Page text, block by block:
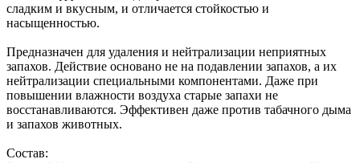
сладким и вкусным, и отличается стойкостью и
насыщенностью.
Предназначен для удаления и нейтрализации неприятных
запахов. Действие основано не на подавлении запахов, а их
нейтрализации специальными компонентами. Даже при
повышении влажности воздуха старые запахи не
восстанавливаются. Эффективен даже против табачного дыма
и запахов животных.
Состав: